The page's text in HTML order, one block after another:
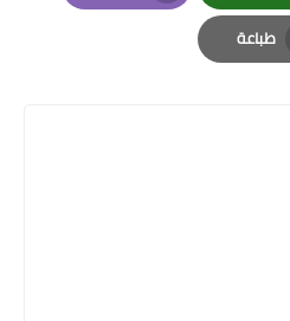
Whatsapp
Email
طباعة
Print